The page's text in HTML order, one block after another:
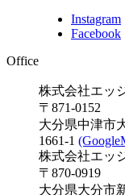
Instagram
Facebook
Office
株式会社エッ
〒871-0152
大分県中津市
1661-1
株式会社エッ
〒870-0919
大分県大分市